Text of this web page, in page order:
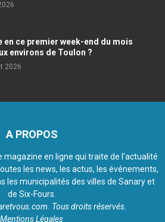
en ce premier week-end du mois
environs de Toulon ?
2026
A PROPOS
magazine en ligne qui traite de l'actualité
les news, les actus, les événements,
les municipalités des villes de Sanary et
de Six-Fours.
Tous droits réservés.
Mentions Légales